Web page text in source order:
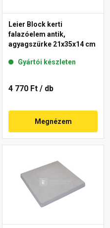
Leier Block kerti
falazóelem antik,
agyagszürke 21x35x14 cm
Gyártói készleten
4 770 Ft / db
Megnézem